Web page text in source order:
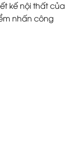
kế nội thất của
nhấn công